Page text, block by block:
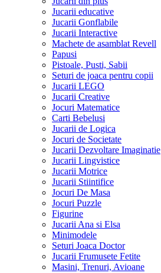
Jucarii educative
Jucarii Gonflabile
Jucarii Interactive
Machete de asamblat Revell
Papusi
Pistoale, Pusti, Sabii
Seturi de joaca pentru copii
Jucarii LEGO
Jucarii Creative
Jocuri Matematice
Carti Bebelusi
Jucarii de Logica
Jocuri de Societate
Jucarii Dezvoltare Imaginatie
Jucarii Lingvistice
Jucarii Motrice
Jucarii Stiintifice
Jocuri De Masa
Jocuri Puzzle
Figurine
Jucarii Ana si Elsa
Minimodele
Seturi Joaca Doctor
Jucarii Frumusete Fetite
Masini, Trenuri, Avioane